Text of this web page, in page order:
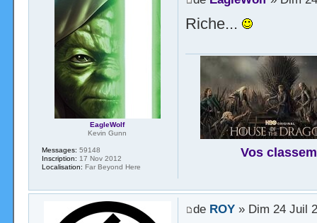
Riche...
Vos
EagleWolf
Kevin Gunn
Messages: 59148
Inscription: 17 Nov 2012
Localisation: Far Beyond Here
de ROY» Dim 24 Juil